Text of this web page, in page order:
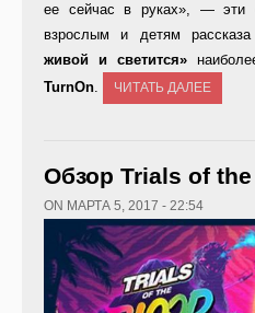
ее сейчас в руках», — эти
взрослым и детям рассказа
живой и светится»
TurnOn. ЧИТАТЬ ДАЛЕЕ
Обзор Trials of
ON МАРТА 5, 2017 - 22:54